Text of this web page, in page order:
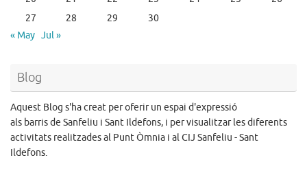
27
28 29
30
« May Jul »
Blog
Aquest Blog s'ha creat per oferir un espai d'expressió
als barris de Sanfeliu i Sant Ildefons, i per visualitzar les diferents
activitats realitzades al Punt Òmnia i al CIJ Sanfeliu - Sant
Ildefons.